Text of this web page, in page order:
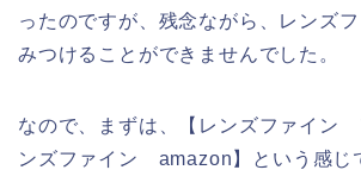
ったのですが、残念ながら、レンズ
みつけることができませんでした。
なので、まずは、【レンズファイン
ンズファイン amazon】という感じ